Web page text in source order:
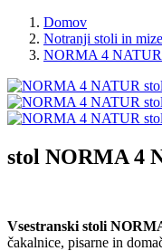
Domov
Notranji stoli in mize
NORMA 4 NATUR
stol NORMA 4
Vsestranski stoli
čakalnice, pisarne in